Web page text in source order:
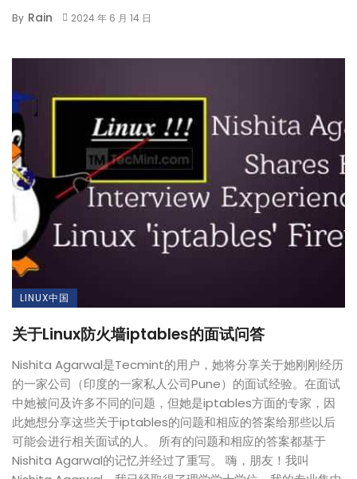
By Rain 2024 年 6 月 14 日
LINUX中国
关于Linux防火墙iptables的面试问答
Nishita Agarwal是Tecmint的用户，她将分享关于她刚刚经历
的一家公司（印度的一家私人公司Pune）的面试经验。在面试
中她被问及许多不同的问题，但她是iptables方面的专家，因
此她想分享这些关于iptables的问题和相应的答案给那些以后
可能会进行相关面试的人。 所有的问题和相应的答案都基于
Nishita Agarwal的记忆并经过了重写。 嗨，朋友！我叫